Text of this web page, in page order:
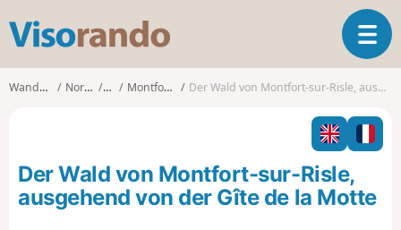
s
o
T
o
l
n
v
Wanderungen Normandie EureMontfort-sur-Risle Der Wald von Montfort-sur-Risle, ausgehend von der Gîte de la Motte
Der Wald von Montfort-sur-Risle,
ausgehend von der Gîte de la Motte